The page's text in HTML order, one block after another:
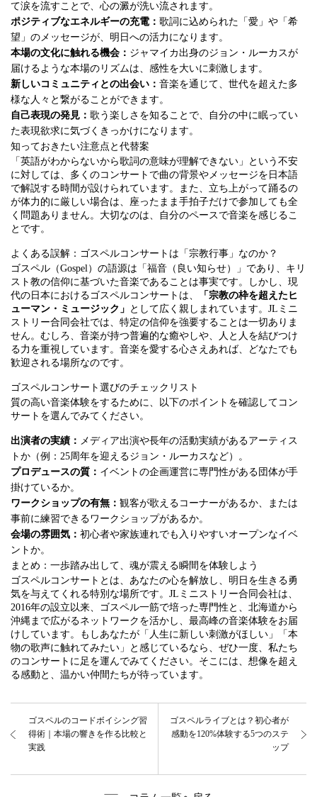
て涙を流すことで、心の澱が洗い流されます。
ポジティブなエネルギーの充電： 歌詞に込められた「愛」や「希
望」のメッセージが、明日への活力になります。
本場の文化に触れる機会： ジャマイカ出身のジョン・ルーカスが
届けるような本場のリズムは、感性を大いに刺激します。
新しいコミュニティとの出会い： 音楽を通じて、世代を超えた多
様な人々と繋がることができます。
自己表現の発見： 歌う楽しさを知ることで、自分の中に眠ってい
た表現欲求に気づくきっかけになります。
知っておきたい注意点と代替案
「英語がわからないから歌詞の意味が理解できない」という不安
に対しては、多くのコンサートで曲の背景やメッセージを日本語
で解説する時間が設けられています。また、立ち上がって踊るの
が体力的に厳しい場合は、座ったまま手拍子だけで参加しても全
く問題ありません。大切なのは、自分のペースで音楽を感じるこ
とです。
よくある誤解：ゴスペルコンサートは「宗教行事」なのか？
ゴスペル（Gospel）の語源は「福音（良い知らせ）」であり、キリ
スト教の信仰に基づいた音楽であることは事実です。しかし、現
代の日本におけるゴスペルコンサートは、
「宗教の枠を超えたヒ
ューマン・ミュージック」 として広く親しまれています。JLミニ
ストリー合同会社では、特定の信仰を強要することは一切ありま
せん。むしろ、音楽が持つ普遍的な癒やしや、人と人を結びつけ
る力を重視しています。音楽を愛する心さえあれば、どなたでも
歓迎される場所なのです。
ゴスペルコンサート選びのチェックリスト
質の高い音楽体験をするために、以下のポイントを確認してコン
サートを選んでみてください。
出演者の実績： メディア出演や長年の活動実績があるアーティス
トか（例：25周年を迎えるジョン・ルーカスなど）。
プロデュースの質： イベントの企画運営に専門性がある団体が手
掛けているか。
ワークショップの有無： 観客が歌えるコーナーがあるか、または
事前に練習できるワークショップがあるか。
会場の雰囲気： 初心者や家族連れでも入りやすいオープンなイベ
ントか。
まとめ：一歩踏み出して、魂が震える瞬間を体験しよう
ゴスペルコンサートとは、あなたの心を解放し、明日を生きる勇
気を与えてくれる特別な場所です。JLミニストリー合同会社は、
2016年の設立以来、ゴスペル一筋で培った専門性と、北海道から
沖縄まで広がるネットワークを活かし、最高峰の音楽体験をお届
けしています。もしあなたが「人生に新しい刺激がほしい」「本
物の歌声に触れてみたい」と感じているなら、ぜひ一度、私たち
のコンサートに足を運んでみてください。そこには、想像を超え
る感動と、温かい仲間たちが待っています。
ゴスペルのコードボイシング習
得術｜本場の響きを作る比較と
実践
ゴスペルライブとは？初心者が
感動を120%体験する5つのステ
ップ